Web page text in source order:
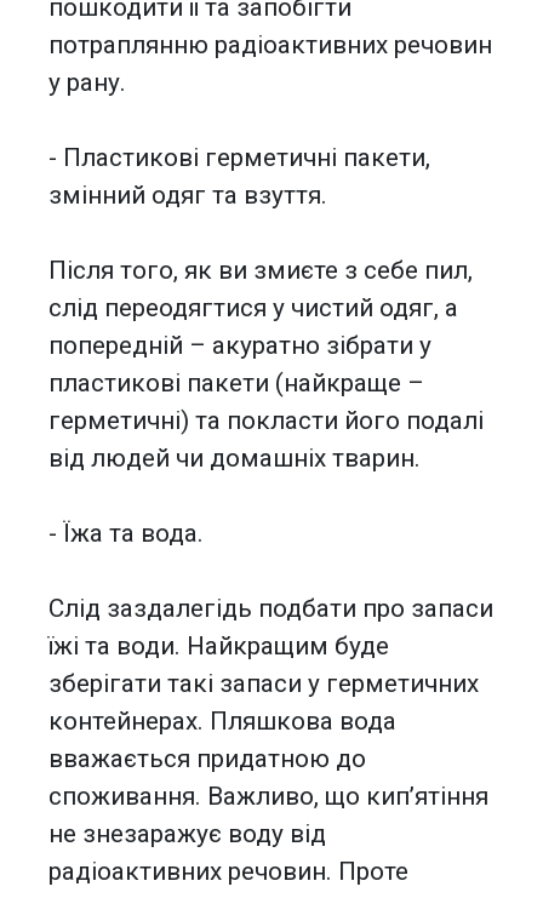
пошкодити її та запобігти
потраплянню радіоактивних речовин
у рану.
- Пластикові герметичні пакети,
змінний одяг та взуття.
Після того, як ви змиєте з себе пил,
слід переодягтися у чистий одяг, а
попередній – акуратно зібрати у
пластикові пакети (найкраще –
герметичні) та покласти його подалі
від людей чи домашніх тварин.
- Їжа та вода.
Слід заздалегідь подбати про запаси
їжі та води. Найкращим буде
зберігати такі запаси у герметичних
контейнерах. Пляшкова вода
вважається придатною до
споживання. Важливо, що кип’ятіння
не знезаражує воду від
радіоактивних речовин. Проте